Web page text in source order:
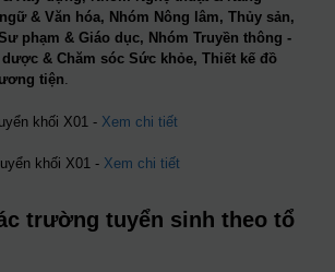
& Văn hóa, Nhóm Nông lâm, Thủy sản,
phạm & Giáo dục, Nhóm Truyền thông -
& Chăm sóc Sức khỏe, Thiết kế đồ
tiện.
khối X01 - Xem chi tiết
khối X01 - Xem chi tiết
trường tuyển sinh theo tổ